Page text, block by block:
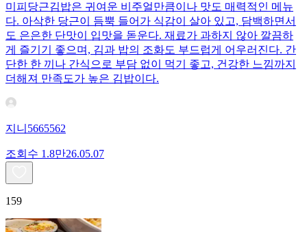
미피당근김밥은 귀여운 비주얼만큼이나 맛도 매력적인 메뉴
다. 아삭한 당근이 듬뿍 들어가 식감이 살아 있고, 담백하면서
도 은은한 단맛이 입맛을 돋운다. 재료가 과하지 않아 깔끔하
게 즐기기 좋으며, 김과 밥의 조화도 부드럽게 어우러진다. 간
단한 한 끼나 간식으로 부담 없이 먹기 좋고, 건강한 느낌까지
더해져 만족도가 높은 김밥이다.
지니5665562
조회수 1.8만26.05.07
159